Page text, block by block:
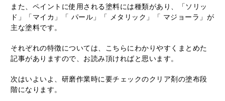
また、ペイントに使用される塗料には種類があり、「ソリッ
ド」「マイカ」「 パール」「 メタリック」「 マジョーラ」が
主な塗料です。
それぞれの特徴については、こちらにわかりやすくまとめた
記事がありますので、お読み頂ければと思います。
次はいよいよ、研磨作業時に要チェックのクリア剤の塗布段
階になります。